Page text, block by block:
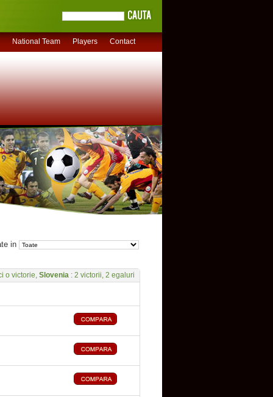
National Team Players Contact
in
o victorie, Slovenia : 2 victorii, 2 egaluri